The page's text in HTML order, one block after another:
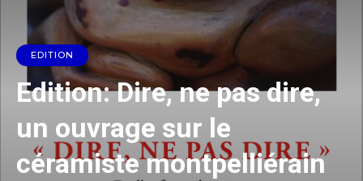
EDITION
Edition: Dire, ne pas dire,
un ouvrage sur le
céramiste montpelliérain